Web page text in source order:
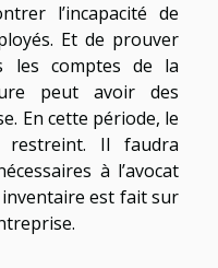
l’incapacité de
Et de prouver
les comptes de la
peut avoir des
En cette période, le
Il faudra
à l’avocat
est fait sur